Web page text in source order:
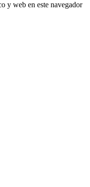
y web en este navegador